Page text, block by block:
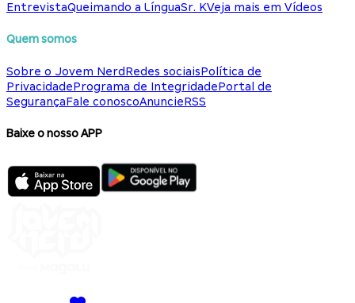
EntrevistaQueimando a LínguaSr. KVeja mais em Vídeos
Quem somos
Sobre o Jovem NerdRedes sociaisPolítica de
PrivacidadePrograma de IntegridadePortal de
SegurançaFale conoscoAnuncieRSS
Baixe o nosso APP